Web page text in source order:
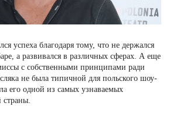
успеха благодаря тому, что не держался
а развивался в различных сферах. А еще
с собственными принципами ради
не была типичной для польского шоу-
его одной из самых узнаваемых
страны.